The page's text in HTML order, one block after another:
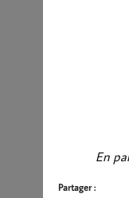
En
Partager :